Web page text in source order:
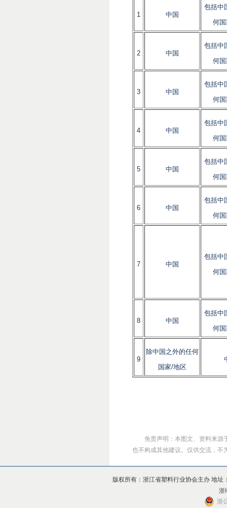
1 中国
包括中
何
2 中国
包括中
何
3 中国
包括中
何
4 中国
包括中
何
5 中国
包括中
何
6 中国
包括中
何
7 中国
包括中
何
8 中国
包括中
何
9
除中国之外的任何
国家/地区
免责声明：本图文、资料来源
也不构成其他建议。仅供交流，
版权所有：浙江省塑料行业协会主办 地
浙
浙